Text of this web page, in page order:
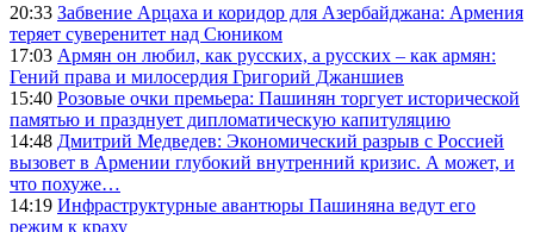
20:33 Забвение Арцаха и коридор для Азербайджана: Армения
теряет суверенитет над Сюником
17:03 Армян он любил, как русских, а русских – как армян:
Гений права и милосердия Григорий Джаншиев
15:40 Розовые очки премьера: Пашинян торгует исторической
памятью и празднует дипломатическую капитуляцию
14:48 Дмитрий Медведев: Экономический разрыв с Россией
вызовет в Армении глубокий внутренний кризис. А может, и
что похуже…
14:19 Инфраструктурные авантюры Пашиняна ведут его
режим к краху